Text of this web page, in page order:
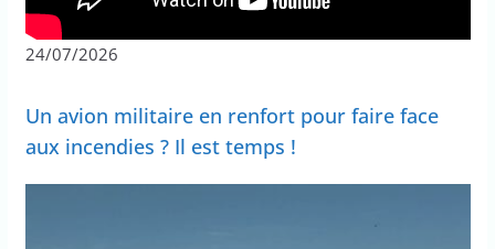
24/07/2026
Un avion militaire en renfort pour faire face
aux incendies ? Il est temps !